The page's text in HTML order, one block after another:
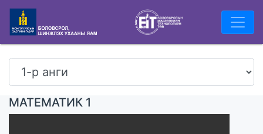
МАТЕМАТИК 1